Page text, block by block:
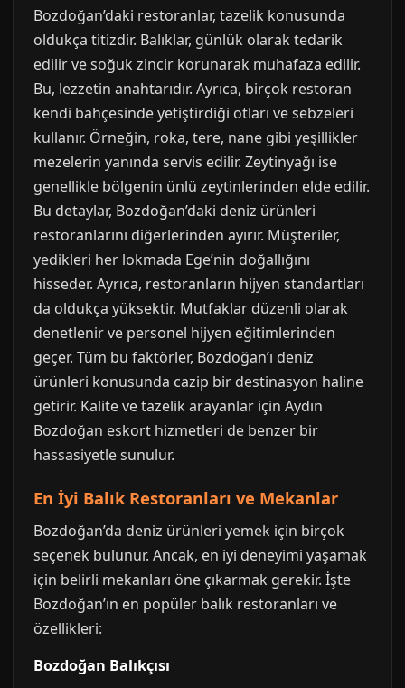
Bozdoğan’daki restoranlar, tazelik konusunda
oldukça titizdir. Balıklar, günlük olarak tedarik
edilir ve soğuk zincir korunarak muhafaza edilir.
Bu, lezzetin anahtarıdır. Ayrıca, birçok restoran
kendi bahçesinde yetiştirdiği otları ve sebzeleri
kullanır. Örneğin, roka, tere, nane gibi yeşillikler
mezelerin yanında servis edilir. Zeytinyağı ise
genellikle bölgenin ünlü zeytinlerinden elde edilir.
Bu detaylar, Bozdoğan’daki deniz ürünleri
restoranlarını diğerlerinden ayırır. Müşteriler,
yedikleri her lokmada Ege’nin doğallığını
hisseder. Ayrıca, restoranların hijyen standartları
da oldukça yüksektir. Mutfaklar düzenli olarak
denetlenir ve personel hijyen eğitimlerinden
geçer. Tüm bu faktörler, Bozdoğan’ı deniz
ürünleri konusunda cazip bir destinasyon haline
getirir. Kalite ve tazelik arayanlar için Aydın
Bozdoğan eskort hizmetleri de benzer bir
hassasiyetle sunulur.
En İyi Balık Restoranları ve Mekanlar
Bozdoğan’da deniz ürünleri yemek için birçok
seçenek bulunur. Ancak, en iyi deneyimi yaşamak
için belirli mekanları öne çıkarmak gerekir. İşte
Bozdoğan’ın en popüler balık restoranları ve
özellikleri:
Bozdoğan Balıkçısı